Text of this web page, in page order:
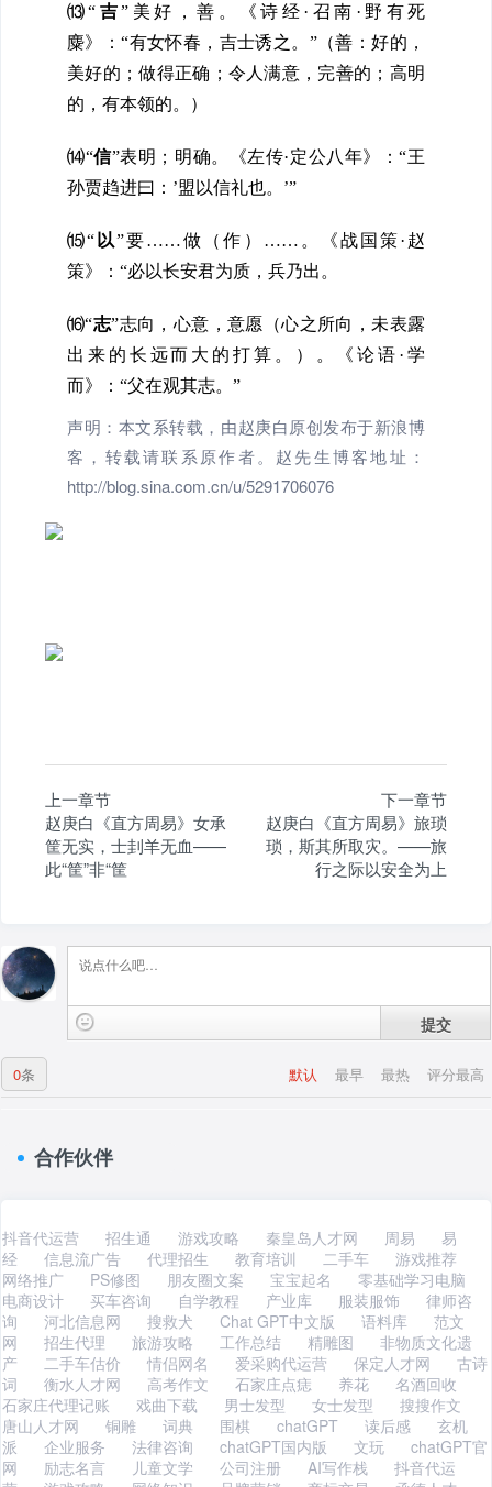
⒀“ 吉” 美好，善。《诗经·召南·野有死
麋》：“有女怀春，吉士诱之。”（善：好的，
美好的；做得正确；令人满意，完善的；高明
的，有本领的。）
⒁“信”表明；明确。《左传·定公八年》：“王
孙贾趋进曰：’盟以信礼也。’”
⒂“ 以”要……做（作）……。《战国策·赵
策》：“必以长安君为质，兵乃出。
⒃“志”志向，心意，意愿
（心之所向，未表露
出来的长远而大的打算。）
。《论语·学
而》：“父在观其志。”​
声明：本文系转载，由赵庚白原创发布于新浪博
客，转载请联系原作者。赵先生博客地址：
http://blog.sina.com.cn/u/5291706076
上一章节
赵庚白《直方周易》女承
筐无实，士刲羊无血——
此“筐”非“筐
下一章节
赵庚白《直方周易》旅琐
琐，斯其所取灾。——旅
行之际以安全为上
提交
默认 最早 最热 评分最高
0条
合作伙伴
抖音代运营 招生通 游戏攻略 秦皇岛人才网 周易
易
经
信息流广告 代理招生 教育培训 二手车
游戏推荐
网络推广
PS修图 朋友圈文案 宝宝起名
零基础学习电脑
电商设计
买车咨询 自学教程 产业库 服装服饰
律师咨
询
河北信息网 搜救犬 Chat GPT中文版 语料库
范文
网
招生代理 旅游攻略 工作总结 精雕图
非物质文化遗
产
二手车估价 情侣网名 爱采购代运营 保定人才网
古诗
词
衡水人才网 高考作文 石家庄点痣 养花
名酒回收
石家庄代理记账
戏曲下载 男士发型 女士发型
搜搜作文
唐山人才网
铜雕 词典 围棋 chatGPT 读后感
玄机
派
企业服务 法律咨询 chatGPT国内版 文玩
chatGPT官
网
励志名言 儿童文学 公司注册 AI写作栈
抖音代运